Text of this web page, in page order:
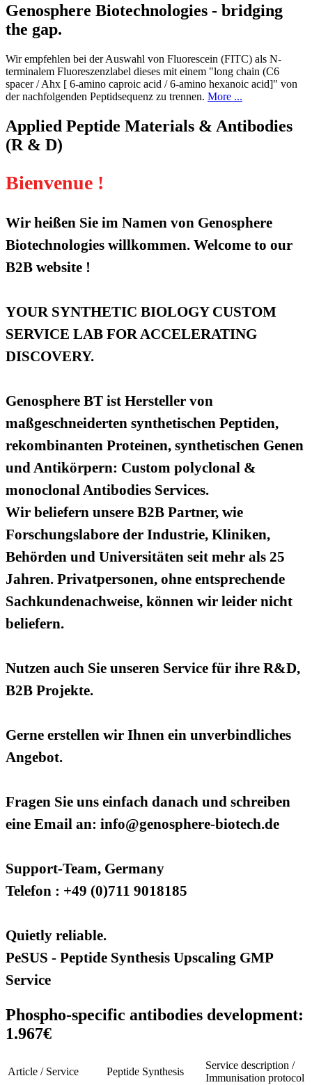
Genosphere Biotechnologies - bridging
the gap.
Wir empfehlen bei der Auswahl von Fluorescein (FITC) als N-
terminalem Fluoreszenzlabel dieses mit einem "long chain (C6
spacer / Ahx [ 6-amino caproic acid / 6-amino hexanoic acid]" von
der nachfolgenden Peptidsequenz zu trennen. More ...
Applied Peptide Materials & Antibodies
(R & D)
Bienvenue !
Wir heißen Sie im Namen von Genosphere
Biotechnologies willkommen. Welcome to our
B2B website !
YOUR SYNTHETIC BIOLOGY CUSTOM
SERVICE LAB FOR ACCELERATING
DISCOVERY.
Genosphere BT ist Hersteller von
maßgeschneiderten synthetischen Peptiden,
rekombinanten Proteinen, synthetischen Genen
und Antikörpern: Custom polyclonal &
monoclonal Antibodies Services.
Wir beliefern unsere B2B Partner, wie
Forschungslabore der Industrie, Kliniken,
Behörden und Universitäten seit mehr als 25
Jahren. Privatpersonen, ohne entsprechende
Sachkundenachweise, können wir leider nicht
beliefern.
Nutzen auch Sie unseren Service für ihre R&D,
B2B Projekte.
Gerne erstellen wir Ihnen ein unverbindliches
Angebot.
Fragen Sie uns einfach danach und schreiben
eine Email an: info@genosphere-biotech.de
Support-Team, Germany
Telefon : +49 (0)711 9018185
Quietly reliable.
PeSUS - Peptide Synthesis Upscaling GMP
Service
Phospho-specific antibodies development:
1.967€
Article / Service Peptide Synthesis
Service description /
Immunisation protocol